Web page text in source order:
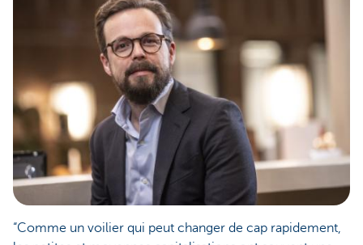
“Comme un voilier qui peut changer de cap rapidement,